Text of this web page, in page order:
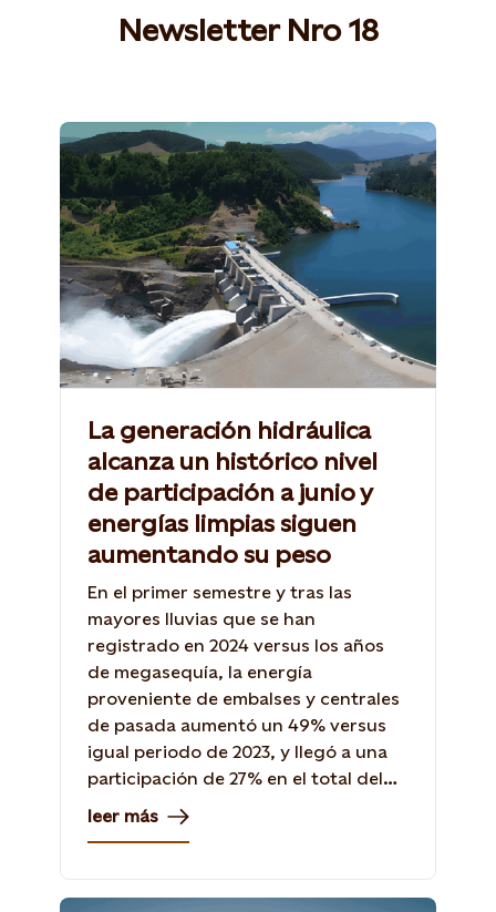
Newsletter Nro 18
La generación hidráulica
alcanza un histórico nivel
de participación a junio y
energías limpias siguen
aumentando su peso
En el primer semestre y tras las
mayores lluvias que se han
registrado en 2024 versus los años
de megasequía, la energía
proveniente de embalses y centrales
de pasada aumentó un 49% versus
igual periodo de 2023, y llegó a una
participación de 27% en el total del
sistema eléctrico.
leer más